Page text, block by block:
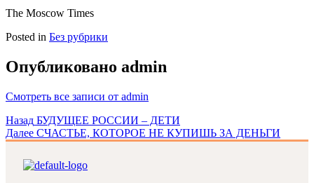
The Moscow Times
Posted in Без рубрики
Опубликовано admin
Смотреть все записи от admin
Навигация
по
записям
Назад БУДУЩЕЕ РОССИИ – ДЕТИ
Далее СЧАСТЬЕ, КОТОРОЕ НЕ КУПИШЬ ЗА ДЕНЬГИ